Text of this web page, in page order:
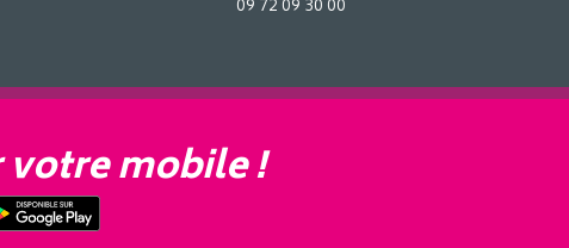
09 72 09 30 00
votre mobile !